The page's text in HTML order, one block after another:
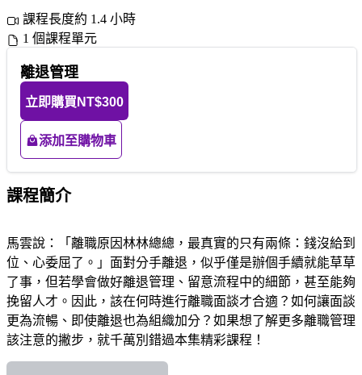
課程長度約 1.4 小時
1 個課程單元
離退管理
立即購買 NT$300
添加至購物車
課程簡介
馬雲說：「離職原因林林總總，最真實的只有兩條：錢沒給到
位、心委屈了。」面對分手離退，似乎僅是辦個手續就能草草
了事，但若學會做好離退管理、留意流程中的細節，甚至能夠
挽留人才。因此，該在何時進行離職面談才合適？如何讓面談
更為流暢、即使離退也為組織加分？如果想了解更多離職管理
該注意的撇步，就千萬別錯過本集精彩課程！